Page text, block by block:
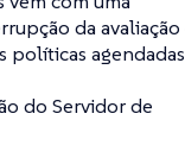
da avaliação
políticas agendadas
do Servidor de